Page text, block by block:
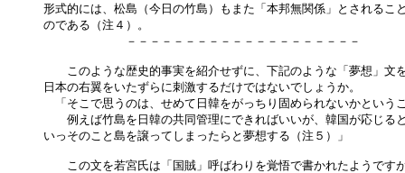
形式的には、松島（今日の竹島）もまた「本邦無関係」とされるこ
のである（注４）。
－－－－－－－－－－－－－－－－－－－－
このような歴史的事実を紹介せずに、下記のような「夢想」文
日本の右翼をいたずらに刺激するだけではないでしょうか。
「そこで思うのは、せめて日韓をがっちり固められないかという
例えば竹島を日韓の共同管理にできればいいが、韓国が応じる
いっそのこと島を譲ってしまったらと夢想する（注５）」
この文を若宮氏は「国賊」呼ばわりを覚悟で書かれたようです